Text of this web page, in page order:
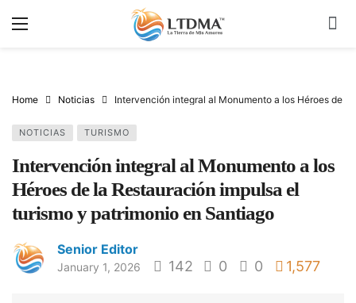
Home Noticias Intervención integral al Monumento a los Héroes de
NOTICIAS TURISMO
Intervención integral al Monumento a los
Héroes de la Restauración impulsa el
turismo y patrimonio en Santiago
Senior Editor
January 1, 2026 142 0 0 1,577